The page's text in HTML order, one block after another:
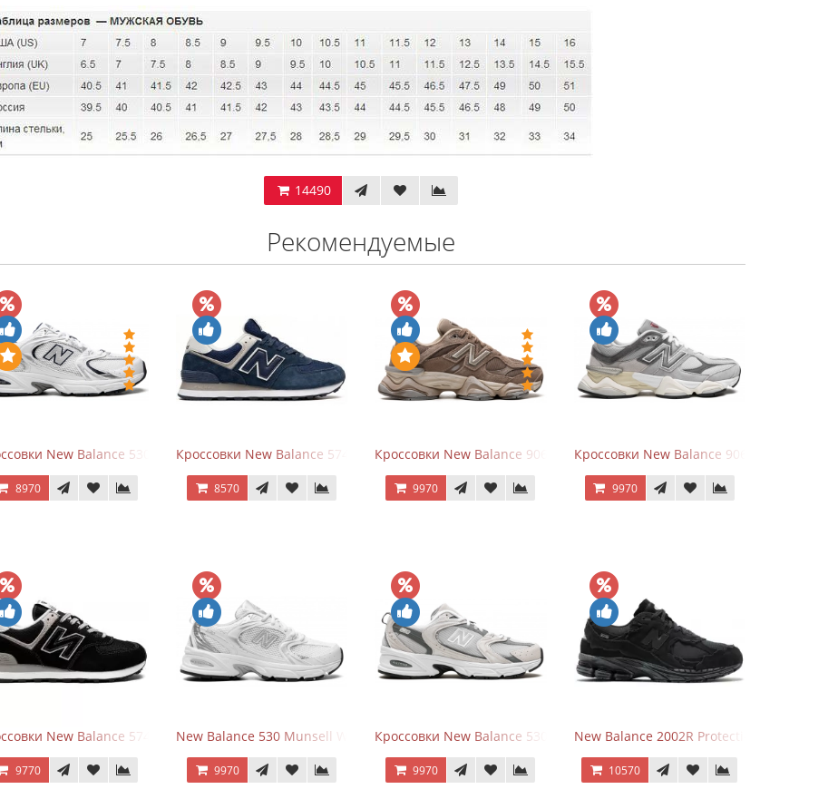
14490
Рекомендуемые
New Balance 530 White Silver Navy
8970
Кроссовки New Balance 574 Navy Blue White
8570
Кроссовки New Balance 9060 Mushroom
9970
Кроссовки New Balance 9060 Rain Cloud
9970
New Balance 574 Evergreen Black
9770
New Balance 530 Munsell White Silver
9970
Кроссовки New Balance 530 Grey Matter Harbor Grey
9970
New Balance 2002R Protection Phantom
10570